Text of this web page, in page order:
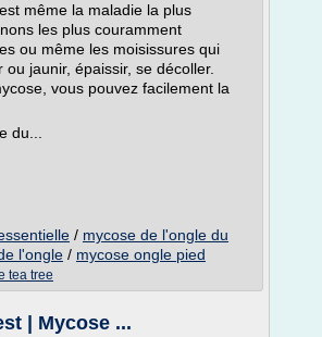
même la maladie la plus
les plus couramment
ou même les moisissures qui
jaunir, épaissir, se décoller.
vous pouvez facilement la
du...
/ mycose de l'ongle du
l'ongle / mycose ongle pied
tea tree
| Mycose ...